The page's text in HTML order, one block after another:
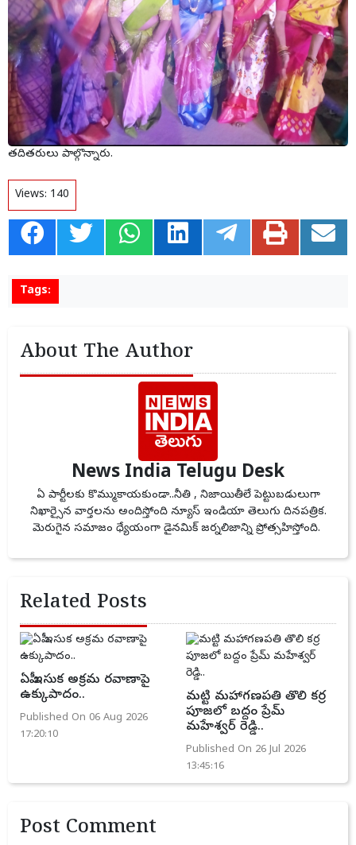
తదితరులు పాల్గొన్నారు.
Views: 140
Tags:
About The Author
News India Telugu Desk
ఏ పార్టీలకు కొమ్ముకాయకుండా..నీతి , నిజాయితీలే పెట్టుబడులుగా
నిఖార్సైన వార్తలను అందిస్తోంది న్యూస్ ఇండియా తెలుగు దినపత్రిక.
మెరుగైన సమాజం ధ్యేయంగా డైనమిక్ జర్నలిజాన్ని ప్రోత్సహిస్తోంది.
Related Posts
ఏపీ ఇసుక అక్రమ రవాణాపై
ఉక్కుపాదం..
Published On 06 Aug 2026
17:20:10
మట్టి మహాగణపతి తొలి కర్ర
పూజలో బద్దం ప్రేమ్
మహేశ్వర్ రెడ్డి..
Published On 26 Jul 2026
13:45:16
Post Comment